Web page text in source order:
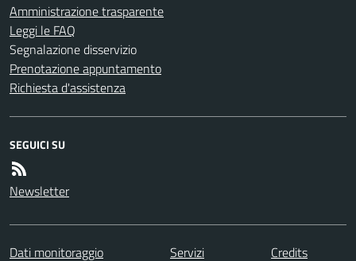
Amministrazione trasparente
Leggi le FAQ
Segnalazione disservizio
Prenotazione appuntamento
Richiesta d'assistenza
SEGUICI SU
Newsletter
Dati monitoraggio Servizi Credits